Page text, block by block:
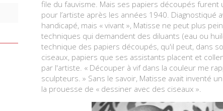
file du fauvisme. Mais ses papiers découpés
pour l’artiste après les années 1940. Diagnostiqué
handicapé, mais « vivant », Matisse ne peut plus
techniques qui demandent des diluants (eau ou
technique des papiers découpés, qu'il peut, dans
ciseaux, papiers que ses assistants placent et
par l'artiste. « Découper à vif dans la couleur me
sculpteurs. » Sans le savoir, Matisse avait inventé
la prouesse de « dessiner avec des ciseaux ».